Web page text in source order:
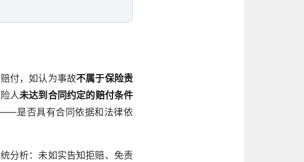
付，如认为事故不属于保险责
人未达到合同约定的赔付条件
是否具有合同依据和法律依
分析：未如实告知拒赔、免责